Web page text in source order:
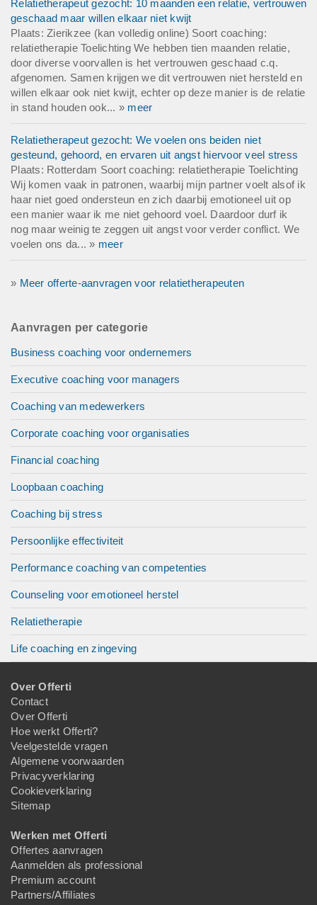
Relatietherapeut gezocht: 10 maanden een relatie, vertrouwen
geschaad maar willen elkaar niet kwijt
Plaats: Zierikzee (kan volledig online) Soort coaching:
relatietherapie Toelichting We hebben tien maanden relatie,
door diverse voorvallen is het vertrouwen geschaad c.q.
afgenomen. Samen krijgen we dit vertrouwen niet hersteld en
willen elkaar ook niet kwijt, echter op deze manier is de relatie
in stand houden ook... » meer
Relatietherapeut gezocht: We voelen ons beiden niet
gesteund, gehoord, en ervaren uit angst hiervoor veel stress
Plaats: Rotterdam Soort coaching: relatietherapie Toelichting
Wij komen vaak in patronen, waarbij mijn partner voelt alsof ik
haar niet goed ondersteun en zich daarbij emotioneel uit op
een manier waar ik me niet gehoord voel. Daardoor durf ik
nog maar weinig te zeggen uit angst voor verder conflict. We
voelen ons da... » meer
» Meer offerte-aanvragen voor relatietherapeuten
Aanvragen per categorie
Business coaching voor ondernemers
Executive coaching voor managers
Coaching van medewerkers
Corporate coaching voor organisaties
Financial coaching
Loopbaan coaching
Coaching bij stress
Persoonlijke effectiviteit
Performance coaching van competenties
Counseling voor emotioneel herstel
Relatietherapie
Life coaching en zingeving
Over Offerti
Contact
Over Offerti
Hoe werkt Offerti?
Veelgestelde vragen
Algemene voorwaarden
Privacyverklaring
Cookieverklaring
Sitemap
Werken met Offerti
Offertes aanvragen
Aanmelden als professional
Premium account
Partners/Affiliates